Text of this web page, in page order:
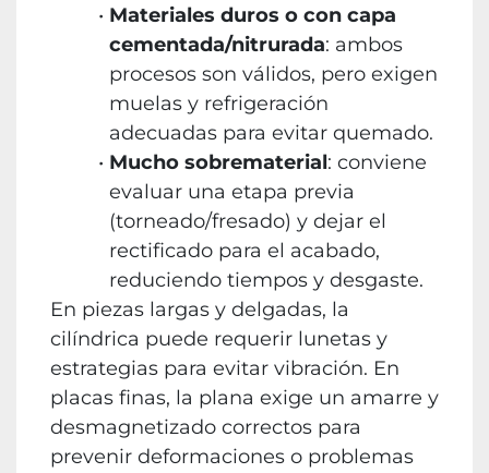
Materiales duros o con capa
cementada/nitrurada: ambos
procesos son válidos, pero exigen
muelas y refrigeración
adecuadas para evitar quemado.
Mucho sobrematerial: conviene
evaluar una etapa previa
(torneado/fresado) y dejar el
rectificado para el acabado,
reduciendo tiempos y desgaste.
En piezas largas y delgadas, la
cilíndrica puede requerir lunetas y
estrategias para evitar vibración. En
placas finas, la plana exige un amarre y
desmagnetizado correctos para
prevenir deformaciones o problemas